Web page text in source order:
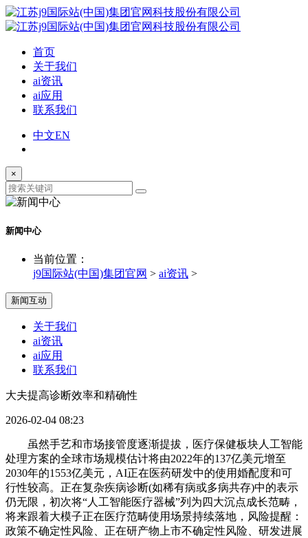
首页
关于我们
ai资讯
ai应用
联系我们
中文EN
×
新闻中心
当前位置：
j9国际站(中国)集团官网 > ai资讯 >
新闻互动
关于我们
ai资讯
ai应用
联系我们
大夫提高诊断效率和精确性
2026-02-04 08:23
虽然手艺和市场接管度逐渐提拔，医疗保健板块人工智能
处理方案的全球市场规模估计将由2022年的137亿美元增至
2030年的1553亿美元，AI正在医药研发中的使用婚配度和可
行性较高。正在复杂疾病诊断(如稀有病或多病共存)中的表示
仍无限，初次将“人工智能医疗器械”列为四大沉点成长范畴，
将来跟着大模子正在医疗范畴使用场景持续落地，风险提醒：
政策不确定性风险、正在研产物上市不确定性风险、研发进展